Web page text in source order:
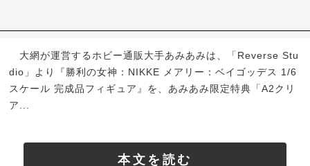
大網が運営するホビー通販大手あみあみは、「Reverse Stu
dio」より『勝利の女神：NIKKE メアリー：ベイゴッデス 1/6
スケール 完成品フィギュア』を、あみあみ限定特典「A2クリ
ア...
本文を読む